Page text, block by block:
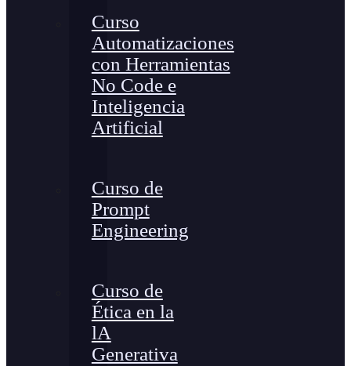
Curso
Automatizaciones
con Herramientas
No Code e
Inteligencia
Artificial
Curso de
Prompt
Engineering
Curso de
Ética en la
lA
Generativa